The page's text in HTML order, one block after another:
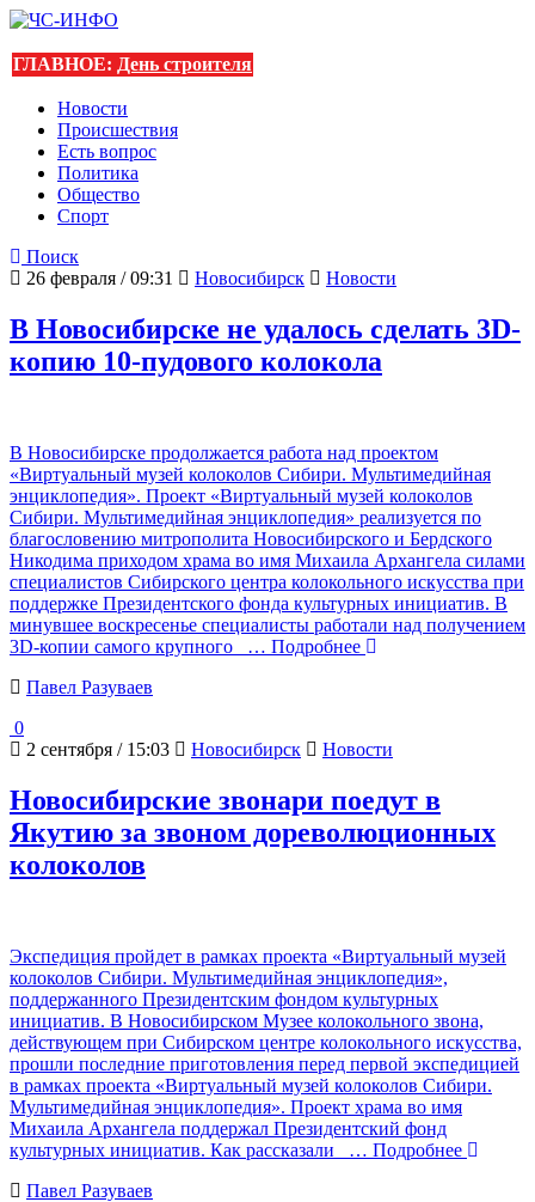
ГЛАВНОЕ: День строителя
Новости
Происшествия
Есть вопрос
Политика
Общество
Спорт
Поиск
26 февраля / 09:31
Новосибирск Новости
В Новосибирске не удалось сделать 3D-
копию 10-пудового колокола
В Новосибирске продолжается работа над проектом
«Виртуальный музей колоколов Сибири. Мультимедийная
энциклопедия». Проект «Виртуальный музей колоколов
Сибири. Мультимедийная энциклопедия» реализуется по
благословению митрополита Новосибирского и Бердского
Никодима приходом храма во имя Михаила Архангела силами
специалистов Сибирского центра колокольного искусства при
поддержке Президентского фонда культурных инициатив. В
минувшее воскресенье специалисты работали над получением
3D-копии самого крупного
… Подробнее
Павел Разуваев
0
2 сентября / 15:03
Новосибирск Новости
Новосибирские звонари поедут в
Якутию за звоном дореволюционных
колоколов
Экспедиция пройдет в рамках проекта «Виртуальный музей
колоколов Сибири. Мультимедийная энциклопедия»,
поддержанного Президентским фондом культурных
инициатив. В Новосибирском Музее колокольного звона,
действующем при Сибирском центре колокольного искусства,
прошли последние приготовления перед первой экспедицией
в рамках проекта «Виртуальный музей колоколов Сибири.
Мультимедийная энциклопедия». Проект храма во имя
Михаила Архангела поддержал Президентский фонд
культурных инициатив. Как рассказали
… Подробнее
Павел Разуваев